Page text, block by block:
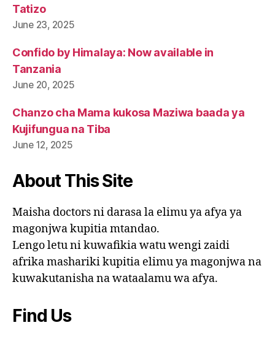
Tatizo
June 23, 2025
Confido by Himalaya: Now available in
Tanzania
June 20, 2025
Chanzo cha Mama kukosa Maziwa baada ya
Kujifungua na Tiba
June 12, 2025
About This Site
Maisha doctors ni darasa la elimu ya afya ya
magonjwa kupitia mtandao.
Lengo letu ni kuwafikia watu wengi zaidi
afrika mashariki kupitia elimu ya magonjwa na
kuwakutanisha na wataalamu wa afya.
Find Us